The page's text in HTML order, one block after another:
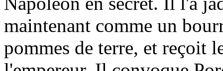
maintenant comme un
pommes de terre, et reçoit